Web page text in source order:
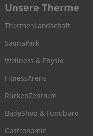
Unsere Therme
ThermenLandschaft
SaunaPark
Wellness & Physio
FitnessArena
RückenZentrum
BadeShop & Fundbüro
Gastronomie